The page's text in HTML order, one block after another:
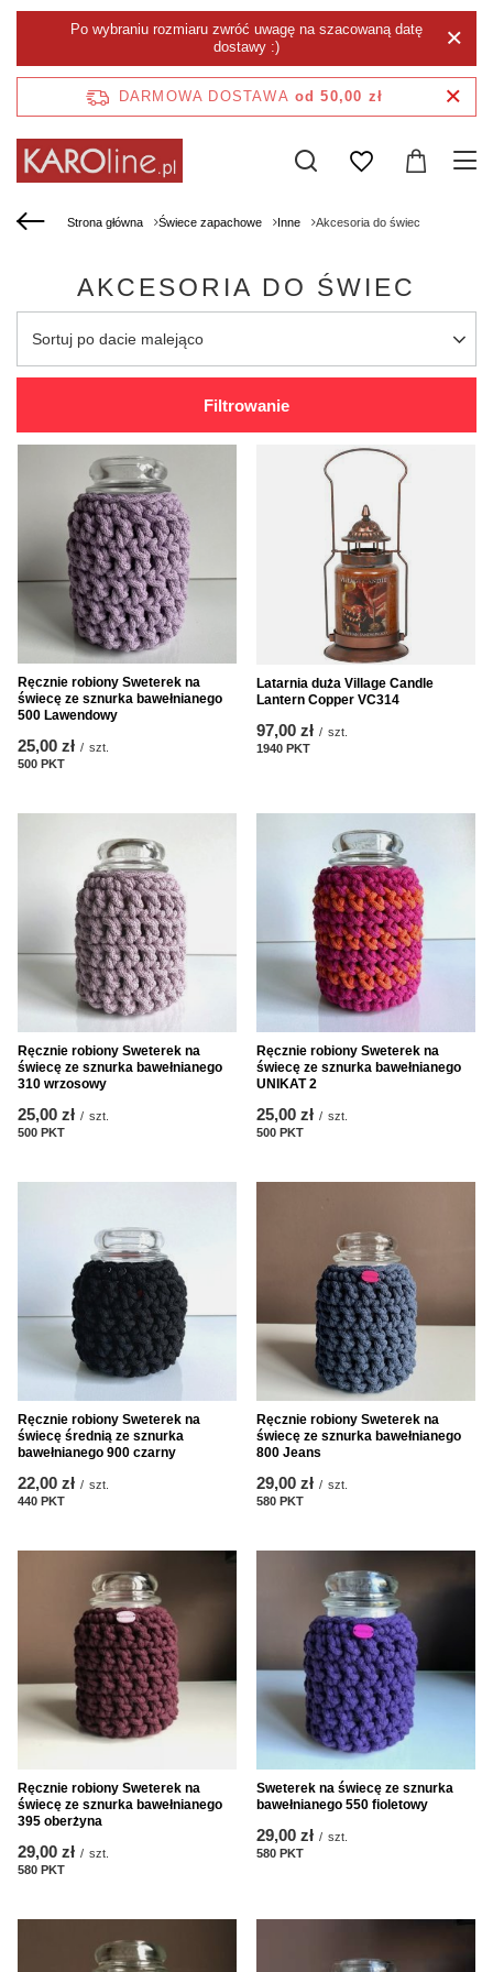
Po wybraniu rozmiaru zwróć uwagę na szacowaną datę
dostawy :)
DARMOWA DOSTAWA od 50,00 zł
Strona główna Świece zapachowe Inne Akcesoria do świec
AKCESORIA DO ŚWIEC
Zmień sortowanie
Sortuj po dacie malejąco
Filtrowanie
Ręcznie robiony Sweterek na
świecę ze sznurka bawełnianego
500 Lawendowy
25,00 zł / szt.
500 PKT
Latarnia duża Village Candle
Lantern Copper VC314
97,00 zł / szt.
1940 PKT
Ręcznie robiony Sweterek na
świecę ze sznurka bawełnianego
310 wrzosowy
25,00 zł / szt.
500 PKT
Ręcznie robiony Sweterek na
świecę ze sznurka bawełnianego
UNIKAT 2
25,00 zł / szt.
500 PKT
Ręcznie robiony Sweterek na
świecę średnią ze sznurka
bawełnianego 900 czarny
22,00 zł / szt.
440 PKT
Ręcznie robiony Sweterek na
świecę ze sznurka bawełnianego
800 Jeans
29,00 zł / szt.
580 PKT
Ręcznie robiony Sweterek na
świecę ze sznurka bawełnianego
395 oberżyna
29,00 zł / szt.
580 PKT
Sweterek na świecę ze sznurka
bawełnianego 550 fioletowy
29,00 zł / szt.
580 PKT